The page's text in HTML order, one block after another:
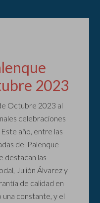
2023
Octubre 2023 al
celebraciones
año, entre las
del Palenque
destacan las
Julión Álvarez y
de calidad en
constante, y el